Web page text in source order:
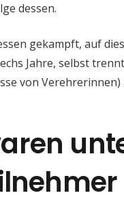
dessen.
gekampft, auf
Jahre, selbst
von